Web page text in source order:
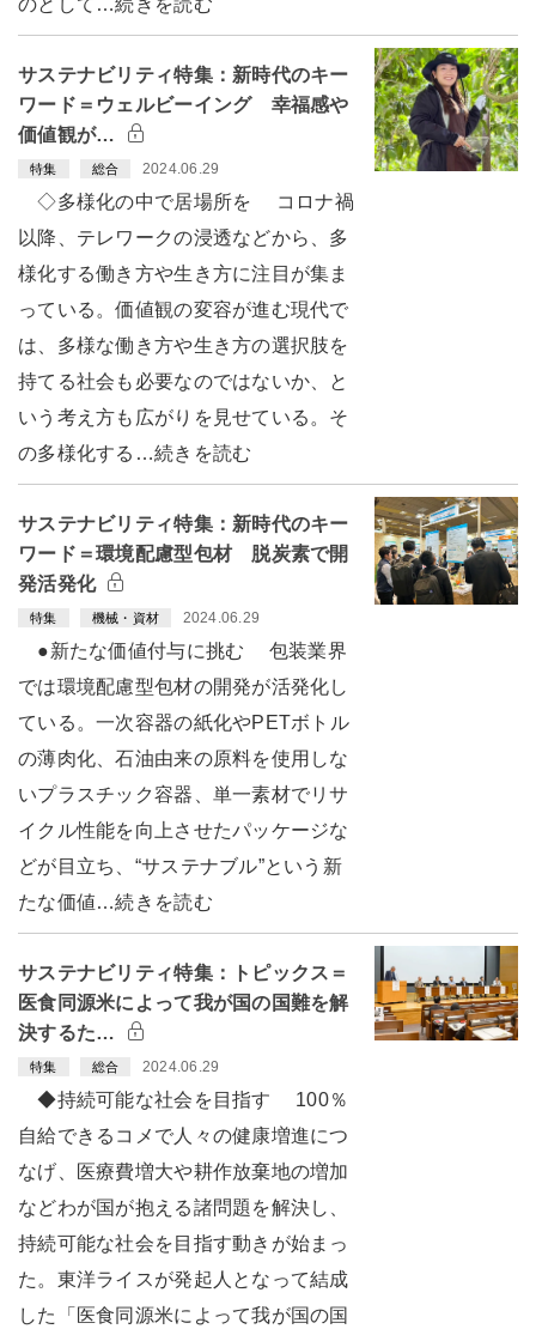
サステナビリティ特集：新時代のキー
ワード＝ウェルビーイング 幸福感や
価値観が…
特集 総合 2024.06.29
◇多様化の中で居場所を コロナ禍
以降、テレワークの浸透などから、多
様化する働き方や生き方に注目が集ま
っている。価値観の変容が進む現代で
は、多様な働き方や生き方の選択肢を
持てる社会も必要なのではないか、と
いう考え方も広がりを見せている。そ
の多様化する…続きを読む
サステナビリティ特集：新時代のキー
ワード＝環境配慮型包材 脱炭素で開
発活発化
特集 機械・資材 2024.06.29
●新たな価値付与に挑む 包装業界
では環境配慮型包材の開発が活発化し
ている。一次容器の紙化やPETボトル
の薄肉化、石油由来の原料を使用しな
いプラスチック容器、単一素材でリサ
イクル性能を向上させたパッケージな
どが目立ち、“サステナブル”という新
たな価値…続きを読む
サステナビリティ特集：トピックス＝
医食同源米によって我が国の国難を解
決するた…
特集 総合 2024.06.29
◆持続可能な社会を目指す 100％
自給できるコメで人々の健康増進につ
なげ、医療費増大や耕作放棄地の増加
などわが国が抱える諸問題を解決し、
持続可能な社会を目指す動きが始まっ
た。東洋ライスが発起人となって結成
した「医食同源米によって我が国の国